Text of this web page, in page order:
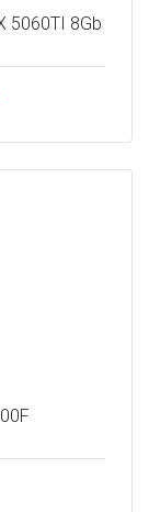
5060TI 8Gb